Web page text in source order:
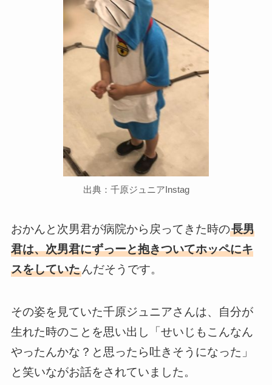
出典：千原ジュニアInstag
おかんと次男君が病院から戻ってきた時の長男
君は、次男君にずっーと抱きついてホッペにキ
スをしていたんだそうです。
その姿を見ていた千原ジュニアさんは、自分が
生れた時のことを思い出し「せいじもこんなん
やったんかな？と思ったら吐きそうになった」
と笑いながお話をされていました。